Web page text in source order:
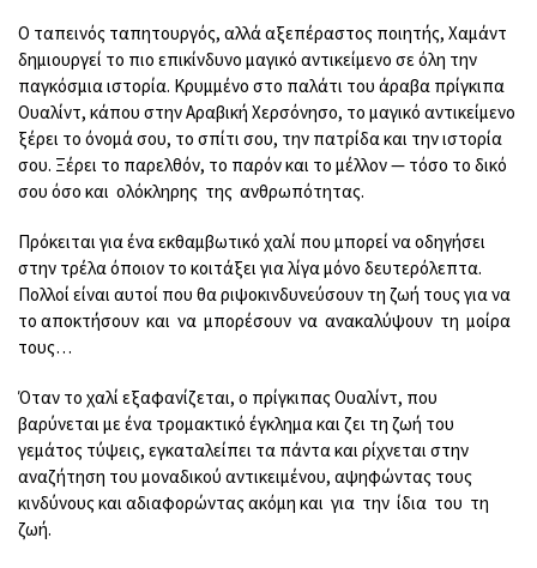
Ο ταπεινός ταπητουργός, αλλά αξεπέραστος ποιητής, Χαμάντ
δημιουργεί το πιο επικίνδυνο μαγικό αντικείμενο σε όλη την
παγκόσμια ιστορία. Κρυμμένο στο παλάτι του άραβα πρίγκιπα
Ουαλίντ, κάπου στην Αραβική Χερσόνησο, το μαγικό αντικείμενο
ξέρει το όνομά σου, το σπίτι σου, την πατρίδα και την ιστορία
σου. Ξέρει το παρελθόν, το παρόν και το μέλλον — τόσο το δικό
σου όσο και ολόκληρης της ανθρωπότητας.
Πρόκειται για ένα εκθαμβωτικό χαλί που μπορεί να οδηγήσει
στην τρέλα όποιον το κοιτάξει για λίγα μόνο δευτερόλεπτα.
Πολλοί είναι αυτοί που θα ριψοκινδυνεύσουν τη ζωή τους για να
το αποκτήσουν και να μπορέσουν να ανακαλύψουν τη μοίρα
τους…
Όταν το χαλί εξαφανίζεται, ο πρίγκιπας Ουαλίντ, που
βαρύνεται με ένα τρομακτικό έγκλημα και ζει τη ζωή του
γεμάτος τύψεις, εγκαταλείπει τα πάντα και ρίχνεται στην
αναζήτηση του μοναδικού αντικειμένου, αψηφώντας τους
κινδύνους και αδιαφορώντας ακόμη και για την ίδια του τη
ζωή.